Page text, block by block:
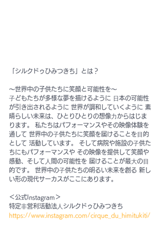
「シルクドゥひみつきち」とは？
〜世界中の子供たちに笑顔と可能性を〜
⼦どもたちが多様な夢を描けるように ⽇本の可能性
が引き出されるように 世界が調和していくように 素
晴らしい未来は、ひとりひとりの想像⼒からはじま
ります。 私たちはパフォーマンスやその映像体験を
通して 世界中の⼦供たちに笑顔を届けることを⽬的
として 活動しています。 そして病院や施設の⼦供た
ちにもパフォーマンスや その映像を提供して笑顔や
感動、そして⼈間の可能性を 届けることが最⼤の⽬
的です。 世界中の⼦供たちの明るい未来を創る 新し
い形の現代サーカスがここにあります。
＜公式Instagram＞
特定⾮営利活動法⼈シルクドゥひみつきち
https://www.instagram.com/cirque_du_himitukiti/